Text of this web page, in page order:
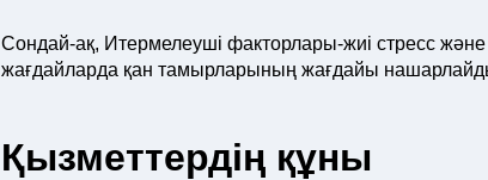
Сондай-ақ, Итермелеуші факторлары-жиі стресс
жағдайларда қан тамырларының жағдайы
Қызметтердің құны